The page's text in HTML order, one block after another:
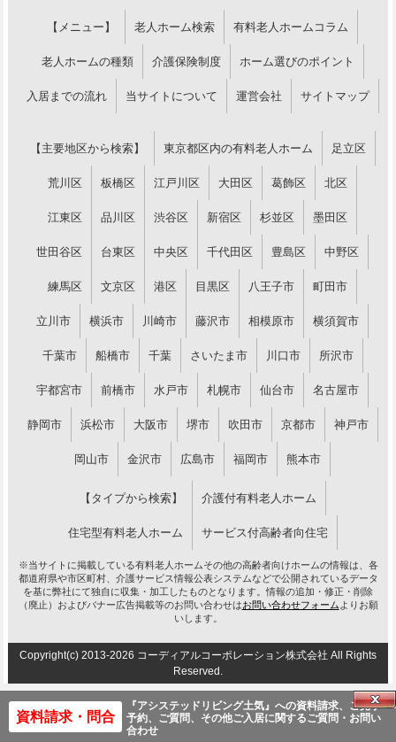
【メニュー】 老人ホーム検索 有料老人ホームコラム
老人ホームの種類 介護保険制度 ホーム選びのポイント
入居までの流れ 当サイトについて 運営会社 サイトマップ
【主要地区から検索】 東京都区内の有料老人ホーム 足立区
荒川区 板橋区 江戸川区 大田区 葛飾区 北区
江東区 品川区 渋谷区 新宿区 杉並区 墨田区
世田谷区 台東区 中央区 千代田区 豊島区 中野区
練馬区 文京区 港区 目黒区 八王子市 町田市
立川市 横浜市 川崎市 藤沢市 相模原市 横須賀市
千葉市 船橋市 千葉 さいたま市 川口市 所沢市
宇都宮市 前橋市 水戸市 札幌市 仙台市 名古屋市
静岡市 浜松市 大阪市 堺市 吹田市 京都市 神戸市
岡山市 金沢市 広島市 福岡市 熊本市
【タイプから検索】 介護付有料老人ホーム
住宅型有料老人ホーム サービス付高齢者向住宅
※当サイトに掲載している有料老人ホームその他の高齢者向けホームの情報は、各
都道府県や市区町村、介護サービス情報公表システムなどで公開されているデータ
を基に弊社にて独自に収集・加工したものとなります。情報の追加・修正・削除
（廃止）およびバナー広告掲載等のお問い合わせはお問い合わせフォーム よりお願
いします。
Copyright(c) 2013-2026 コーディアルコーポレーション株式会社 All Rights
Reserved.
資料請求・問合
『アシステッドリビング土気』への資料請求、ご見学
予約、ご質問、その他ご入居に関するご質問・お問い
合わせ